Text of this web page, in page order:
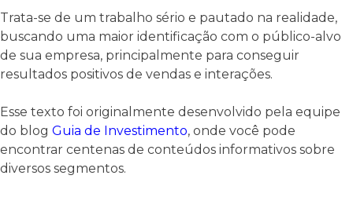
Trata-se de um trabalho sério e pautado na realidade,
buscando uma maior identificação com o público-alvo
de sua empresa, principalmente para conseguir
resultados positivos de vendas e interações.
Esse texto foi originalmente desenvolvido pela equipe
do blog Guia de Investimento, onde você pode
encontrar centenas de conteúdos informativos sobre
diversos segmentos.